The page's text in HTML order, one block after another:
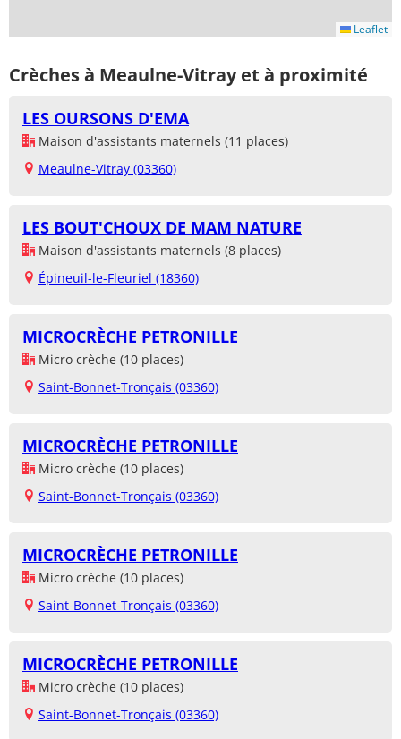
Leaflet
Crèches à Meaulne-Vitray et à proximité
LES OURSONS D'EMA
Maison d'assistants maternels (11 places)
Meaulne-Vitray (03360)
LES BOUT'CHOUX DE MAM NATURE
Maison d'assistants maternels (8 places)
Épineuil-le-Fleuriel (18360)
MICROCRÈCHE PETRONILLE
Micro crèche (10 places)
Saint-Bonnet-Tronçais (03360)
MICROCRÈCHE PETRONILLE
Micro crèche (10 places)
Saint-Bonnet-Tronçais (03360)
MICROCRÈCHE PETRONILLE
Micro crèche (10 places)
Saint-Bonnet-Tronçais (03360)
MICROCRÈCHE PETRONILLE
Micro crèche (10 places)
Saint-Bonnet-Tronçais (03360)